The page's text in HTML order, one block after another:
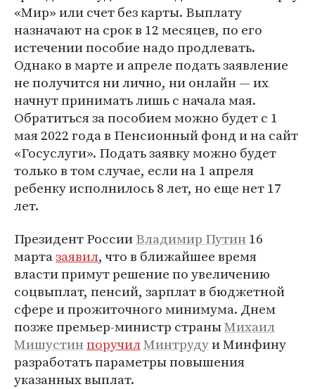
«Мир» или счет без карты. Выплату
назначают на срок в 12 месяцев, по его
истечении пособие надо продлевать.
Однако в марте и апреле подать заявление
не получится ни лично, ни онлайн — их
начнут принимать лишь с начала мая.
Обратиться за пособием можно будет с 1
мая 2022 года в Пенсионный фонд и на сайт
«Госуслуги». Подать заявку можно будет
только в том случае, если на 1 апреля
ребенку исполнилось 8 лет, но еще нет 17
лет.
Президент РоссииВладимир Путин 16
мартазаявил, что в ближайшее время
власти примут решение по увеличению
соцвыплат, пенсий, зарплат в бюджетной
сфере и прожиточного минимума. Днем
позже премьер-министр страныМихаил
МишустинпоручилМинтрудуи Минфину
разработать параметры повышения
указанных выплат.